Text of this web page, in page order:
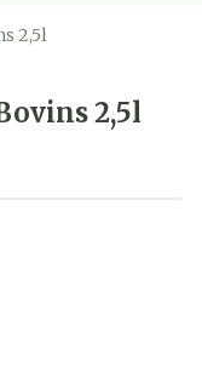
2,5l
2,5l